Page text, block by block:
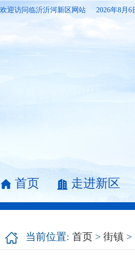
欢迎访问临沂沂河新区网站 2026年8月
首页 走进新区
当前位置: 首页 > 街镇 >